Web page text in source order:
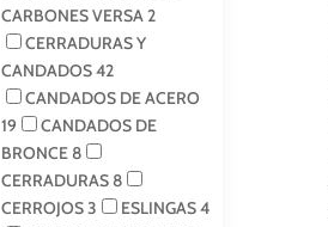
CARBONES VERSA2
CERRADURAS Y
CANDADOS42
CANDADOS DE ACERO
19
CANDADOS DE
BRONCE 8
CERRADURAS 8
CERROJOS3 ESLINGAS4